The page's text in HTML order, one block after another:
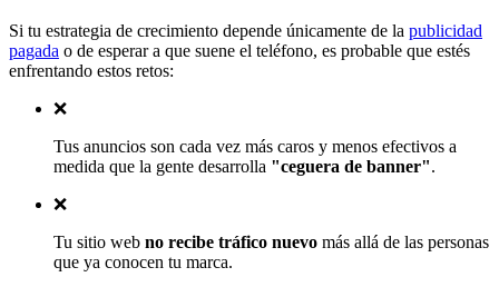
Si tu estrategia de crecimiento depende únicamente de la publicidad
pagada o de esperar a que suene el teléfono, es probable que estés
enfrentando estos retos:
❌
Tus anuncios son cada vez más caros y menos efectivos a
medida que la gente desarrolla "ceguera de banner".
❌
Tu sitio web no recibe tráfico nuevo más allá de las personas
que ya conocen tu marca.